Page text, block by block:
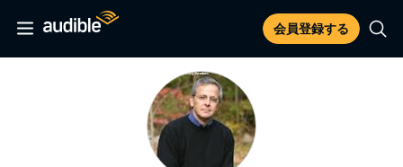
会員登録する